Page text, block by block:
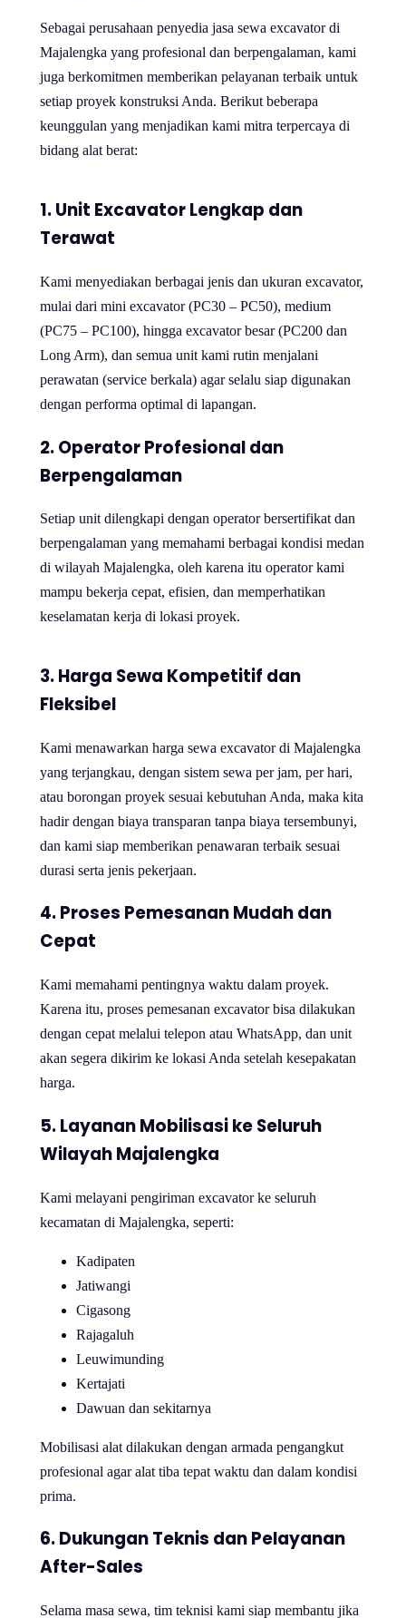
Sebagai perusahaan penyedia jasa sewa excavator di
Majalengka yang profesional dan berpengalaman, kami
juga berkomitmen memberikan pelayanan terbaik untuk
setiap proyek konstruksi Anda. Berikut beberapa
keunggulan yang menjadikan kami mitra terpercaya di
bidang alat berat:
1. Unit Excavator Lengkap dan
Terawat
Kami menyediakan berbagai jenis dan ukuran excavator,
mulai dari mini excavator (PC30 – PC50), medium
(PC75 – PC100), hingga excavator besar (PC200 dan
Long Arm), dan semua unit kami rutin menjalani
perawatan (service berkala) agar selalu siap digunakan
dengan performa optimal di lapangan.
2. Operator Profesional dan
Berpengalaman
Setiap unit dilengkapi dengan operator bersertifikat dan
berpengalaman yang memahami berbagai kondisi medan
di wilayah Majalengka, oleh karena itu operator kami
mampu bekerja cepat, efisien, dan memperhatikan
keselamatan kerja di lokasi proyek.
3. Harga Sewa Kompetitif dan
Fleksibel
Kami menawarkan harga sewa excavator di Majalengka
yang terjangkau, dengan sistem sewa per jam, per hari,
atau borongan proyek sesuai kebutuhan Anda, maka kita
hadir dengan biaya transparan tanpa biaya tersembunyi,
dan kami siap memberikan penawaran terbaik sesuai
durasi serta jenis pekerjaan.
4. Proses Pemesanan Mudah dan
Cepat
Kami memahami pentingnya waktu dalam proyek.
Karena itu, proses pemesanan excavator bisa dilakukan
dengan cepat melalui telepon atau WhatsApp, dan unit
akan segera dikirim ke lokasi Anda setelah kesepakatan
harga.
5. Layanan Mobilisasi ke Seluruh
Wilayah Majalengka
Kami melayani pengiriman excavator ke seluruh
kecamatan di Majalengka, seperti:
Kadipaten
Jatiwangi
Cigasong
Rajagaluh
Leuwimunding
Kertajati
Dawuan dan sekitarnya
Mobilisasi alat dilakukan dengan armada pengangkut
profesional agar alat tiba tepat waktu dan dalam kondisi
prima.
6. Dukungan Teknis dan Pelayanan
After-Sales
Selama masa sewa, tim teknisi kami siap membantu jika